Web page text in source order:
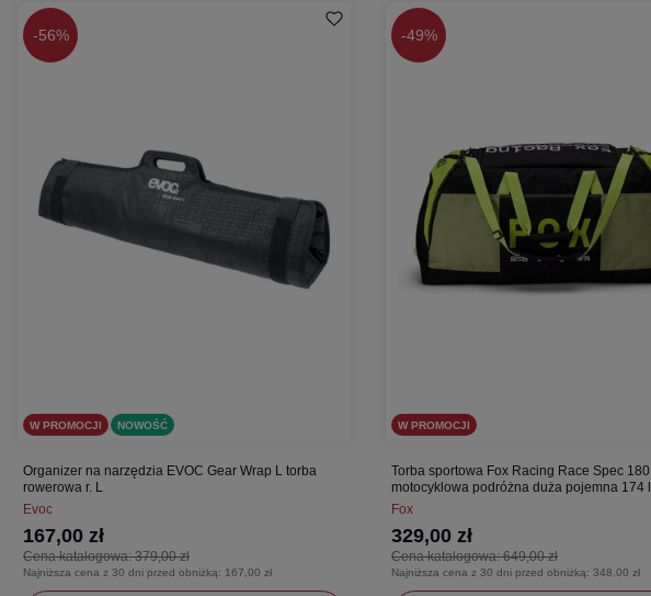
-56%
W PROMOCJI NOWOŚĆ
Organizer na narzędzia EVOC Gear Wrap L torba
rowerowa r. L
Evoc
Cena katalogowa:379,00 zł
167,00 zł
Najniższa cena z 30 dni przed obniżką: 167,00 zł
-49%
W PROMOCJI
Torba sportowa Fox Racing Race Spec 180
motocyklowa podróżna duża pojemna 174 l
Fox
Cena katalogowa:649,00 zł
329,00 zł
Najniższa cena z 30 dni przed obniżką: 348,00 zł